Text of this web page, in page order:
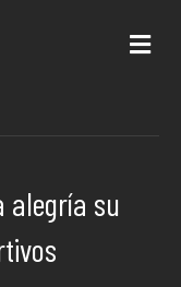
alegría su